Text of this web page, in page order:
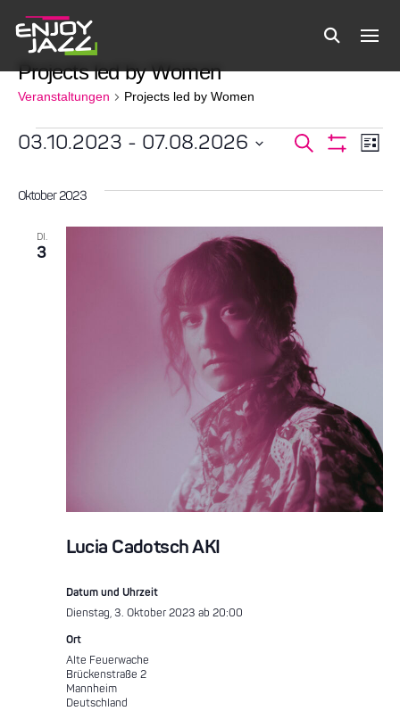
Projects led by Women
Veranstaltungen Projects led by Women
Veranstaltungen
Suche
und
Suche
Liste
03.10.2023 - 07.08.2026
wählen.
Oktober 2023
DI.
3
Lucia Cadotsch AKI
Datum und Uhrzeit
Dienstag, 3. Oktober 2023 ab 20:00
Ort
Alte Feuerwache
Brückenstraße 2
Mannheim
Deutschland